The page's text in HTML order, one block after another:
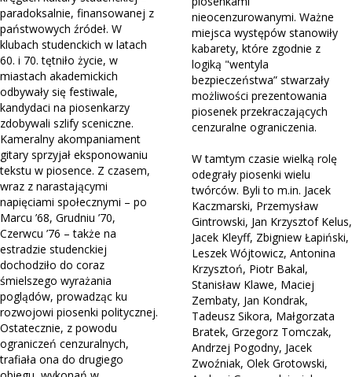
paradoksalnie, finansowanej z
państwowych źródeł. W
klubach studenckich w latach
60. i 70. tętniło życie, w
miastach akademickich
odbywały się festiwale,
kandydaci na piosenkarzy
zdobywali szlify sceniczne.
Kameralny akompaniament
gitary sprzyjał eksponowaniu
tekstu w piosence. Z czasem,
wraz z narastającymi
napięciami społecznymi – po
Marcu ’68, Grudniu ’70,
Czerwcu ’76 – także na
estradzie studenckiej
dochodziło do coraz
śmielszego wyrażania
poglądów, prowadząc ku
rozwojowi piosenki politycznej.
Ostatecznie, z powodu
ograniczeń cenzuralnych,
trafiała ona do drugiego
nieocenzurowanymi. Ważne
miejsca występów stanowiły
kabarety, które zgodnie z
logiką "wentyla
bezpieczeństwa” stwarzały
możliwości prezentowania
piosenek przekraczających
cenzuralne ograniczenia.
W tamtym czasie wielką rolę
odegrały piosenki wielu
twórców. Byli to m.in. Jacek
Kaczmarski, Przemysław
Gintrowski, Jan Krzysztof Kelus,
Jacek Kleyff, Zbigniew Łapiński,
Leszek Wójtowicz, Antonina
Krzysztoń, Piotr Bakal,
Stanisław Klawe, Maciej
Zembaty, Jan Kondrak,
Tadeusz Sikora, Małgorzata
Bratek, Grzegorz Tomczak,
Andrzej Pogodny, Jacek
Zwoźniak, Olek Grotowski,